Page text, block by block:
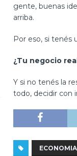
gente, buenas
arriba.
Por eso, si tenés
¿Tu negocio
Y si no tenés la
todo, decidir con
ECONOMIA